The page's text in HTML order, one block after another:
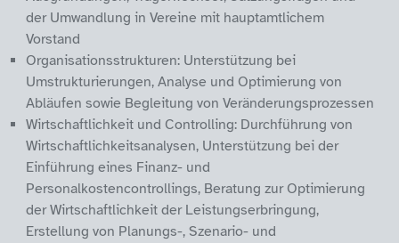
der Umwandlung in Vereine mit hauptamtlichem
Vorstand
Organisationsstrukturen: Unterstützung bei
Umstrukturierungen, Analyse und Optimierung von
Abläufen sowie Begleitung von Veränderungsprozessen
Wirtschaftlichkeit und Controlling: Durchführung von
Wirtschaftlichkeitsanalysen, Unterstützung bei der
Einführung eines Finanz- und
Personalkostencontrollings, Beratung zur Optimierung
der Wirtschaftlichkeit der Leistungserbringung,
Erstellung von Planungs-, Szenario- und